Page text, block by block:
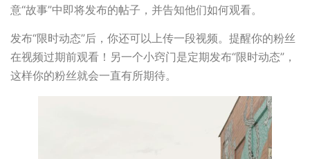
意“故事”中即将发布的帖子，并告知他们如何观看。
发布“限时动态”后，你还可以上传一段视频。提醒你的粉丝
在视频过期前观看！另一个小窍门是定期发布“限时动态”，
这样你的粉丝就会一直有所期待。